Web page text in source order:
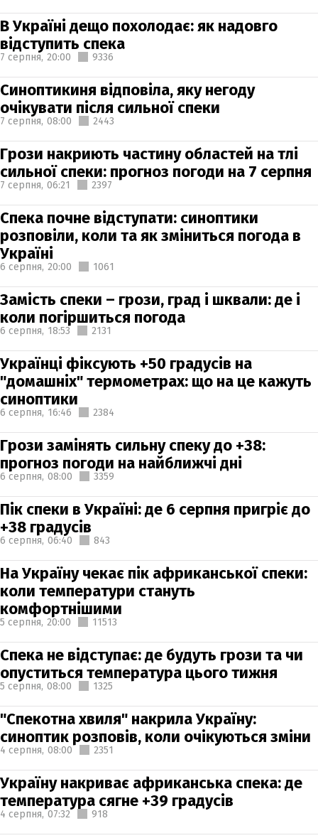
В Україні дещо похолодає: як надовго
відступить спека
7 серпня, 20:00 9336
Синоптикиня відповіла, яку негоду
очікувати після сильної спеки
7 серпня, 08:00 2443
Грози накриють частину областей на тлі
сильної спеки: прогноз погоди на 7 серпня
7 серпня, 06:21 2397
Спека почне відступати: синоптики
розповіли, коли та як зміниться погода в
Україні
6 серпня, 20:00 1061
Замість спеки – грози, град і шквали: де і
коли погіршиться погода
6 серпня, 18:53 2131
Українці фіксують +50 градусів на
"домашніх" термометрах: що на це кажуть
синоптики
6 серпня, 16:46 2384
Грози замінять сильну спеку до +38:
прогноз погоди на найближчі дні
6 серпня, 08:00 3359
Пік спеки в Україні: де 6 серпня пригріє до
+38 градусів
6 серпня, 06:40 843
На Україну чекає пік африканської спеки:
коли температури стануть
комфортнішими
5 серпня, 20:00 11513
Спека не відступає: де будуть грози та чи
опуститься температура цього тижня
5 серпня, 08:00 1325
"Спекотна хвиля" накрила Україну:
синоптик розповів, коли очікуються зміни
4 серпня, 08:00 2351
Україну накриває африканська спека: де
температура сягне +39 градусів
4 серпня, 07:32 918